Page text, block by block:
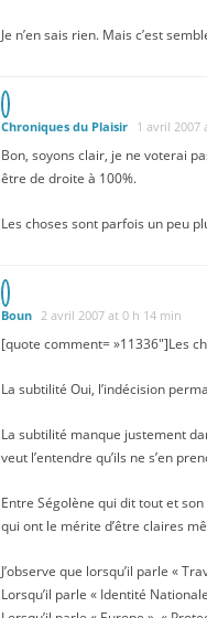
Je n’en sais rien. Mais c’est
Chroniques du Plaisir 1 avril 2007
Bon, soyons clair, je ne voterai
être de droite à 100%.
Les choses sont parfois un peu
Boun 2 avril 2007 at 0 h 14 min
[quote comment= »11336″]Les
La subtilité Oui, l’indécision
La subtilité manque justement
veut l’entendre qu’ils ne s’en
Entre Ségolène qui dit tout et
qui ont le mérite d’être claires
J’observe que lorsqu’il parle «
Lorsqu’il parle « Identité